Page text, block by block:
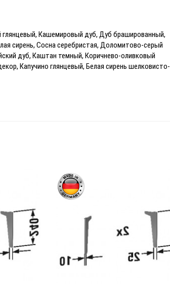
Кашемировый дуб, Дуб брашированный,
сирень, Сосна серебристая, Доломитово-серый
дуб, Каштан темный, Коричнево-оливковый
Капучино глянцевый, Белая сирень шелковисто-